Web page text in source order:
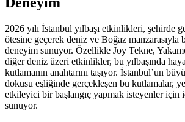
2026 yılı İstanbul yılbaşı etkinlikleri, şehirde
ötesine geçerek deniz ve Boğaz manzarasıyla
deneyim sunuyor. Özellikle Joy Tekne,
diğer deniz üzeri etkinlikler, bu yılbaşında
kutlamanın anahtarını taşıyor. İstanbul’un
dokusu eşliğinde gerçekleşen bu kutlamalar,
etkileyici bir başlangıç yapmak isteyenler için
sunuyor.